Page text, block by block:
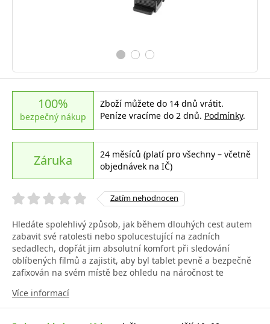
100%
bezpečný nákup
Zboží můžete do 14 dnů vrátit.
Peníze vracíme do 2 dnů. Podmínky.
Záruka
24 měsíců (platí pro všechny – včetně
objednávek na IČ)
Zatím nehodnocen
Hledáte spolehlivý způsob, jak během dlouhých cest autem
zabavit své ratolesti nebo spolucestující na zadních
sedadlech, dopřát jim absolutní komfort při sledování
oblíbených filmů a zajistit, aby byl tablet pevně a bezpečně
zafixován na svém místě bez ohledu na náročnost te
Více informací